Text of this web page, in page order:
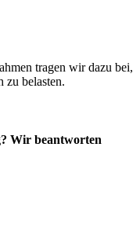
tragen wir dazu bei,
belasten.
Wir beantworten